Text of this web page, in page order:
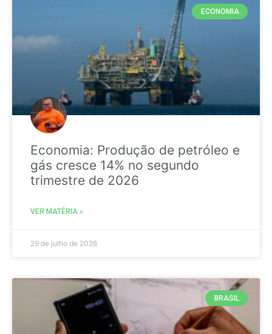
ECONOMIA
Economia: Produção de petróleo e
gás cresce 14% no segundo
trimestre de 2026
VER MATÉRIA »
29 de julho de 2026
BRASIL